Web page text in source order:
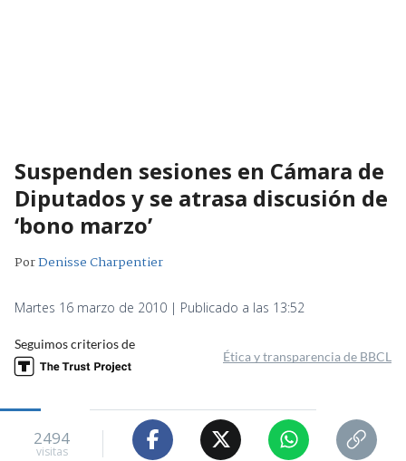
Suspenden sesiones en Cámara de
Diputados y se atrasa discusión de
‘bono marzo’
PorDenisse Charpentier
Martes 16 marzo de 2010 | Publicado a las 13:52
Seguimos criterios de
Ética y transparencia de BBCL
2494
visitas